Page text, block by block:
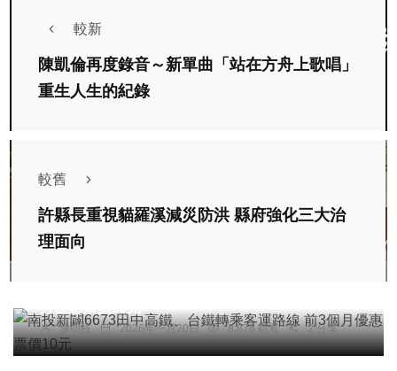
較新
陳凱倫再度錄音～新單曲「站在方舟上歌唱」
重生人生的紀錄
較舊
許縣長重視貓羅溪減災防洪 縣府強化三大治
理面向
陳朝枝 2026年一月20日 8,876 觀看 2 分享
頭條 綜合新聞
中視「老朋友同學會」關懷之旅於新北市仁愛之家